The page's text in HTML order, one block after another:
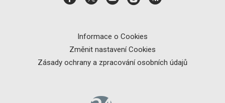
Informace o Cookies
Změnit nastavení Cookies
Zásady ochrany a zpracování osobních údajů